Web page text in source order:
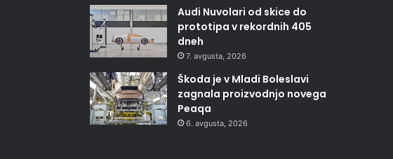
Audi Nuvolari od skice do
prototipa v rekordnih 405
dneh
7. avgusta, 2026
Škoda je v Mladi Boleslavi
zagnala proizvodnjo novega
Peaqa
6. avgusta, 2026